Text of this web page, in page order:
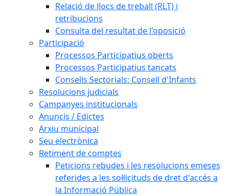
Relació de llocs de treball (RLT) i
retribucions
Consulta del resultat de l'oposició
Participació
Processos Participatius oberts
Processos Participatius tancats
Consells Sectorials: Consell d'Infants
Resolucions judicials
Campanyes institucionals
Anuncis / Edictes
Arxiu municipal
Seu electrònica
Retiment de comptes
Peticions rebudes i les resolucions emeses
referides a les sol·licituds de dret d'accés a
la Informació Pública